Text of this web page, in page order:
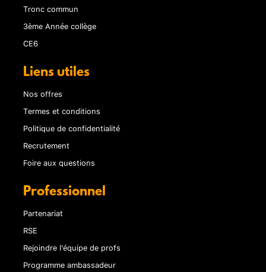
Tronc commun
3ème Année collège
CE6
Liens utiles
Nos offres
Termes et conditions
Politique de confidentialité
Recrutement
Foire aux questions
Professionnel
Partenariat
RSE
Rejoindre l'équipe de profs
Programme ambassadeur